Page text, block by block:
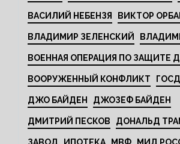
ВАСИЛИЙ НЕБЕНЗЯ ВИКТОР
ВЛАДИМИР ЗЕЛЕНСКИЙ
ВОЕННАЯ ОПЕРАЦИЯ ПО ЗАЩИТЕ
ВООРУЖЕННЫЙ КОНФЛИКТ
ДЖО БАЙДЕН ДЖОЗЕФ БАЙДЕН
ДМИТРИЙ ПЕСКОВ ДОНАЛЬД